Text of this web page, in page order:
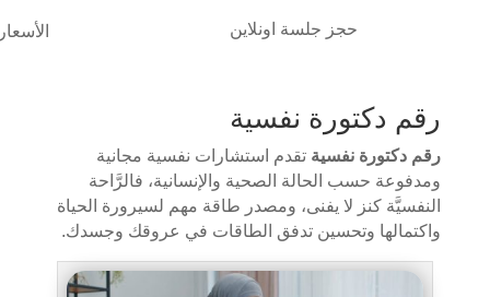
حجز جلسة اونلاين
رقم دكتورة نفسية
رقم دكتورة نفسية تقدم استشارات نفسية مجانية
ومدفوعة حسب الحالة الصحية والإنسانية، فالرَّاحة
النفسيَّة كنز لا يفنى، ومصدر طاقة مهم لسيرورة الحياة
واكتمالها وتحسين تدفق الطاقات في عروقك وجسدك.